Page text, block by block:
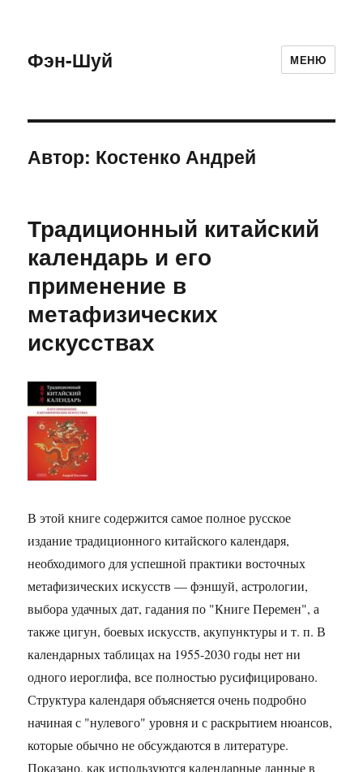
Фэн-Шуй МЕНЮ
Автор: Костенко Андрей
Традиционный китайский
календарь и его
применение в
метафизических
искусствах
В этой книге содержится самое полное русское
издание традиционного китайского календаря,
необходимого для успешной практики восточных
метафизических искусств — фэншуй, астрологии,
выбора удачных дат, гадания по "Книге Перемен", а
также цигун, боевых искусств, акупунктуры и т. п. В
календарных таблицах на 1955-2030 годы нет ни
одного иероглифа, все полностью русифицировано.
Структура календаря объясняется очень подробно
начиная с "нулевого" уровня и с раскрытием нюансов,
которые обычно не обсуждаются в литературе.
Показано, как используются календарные данные в